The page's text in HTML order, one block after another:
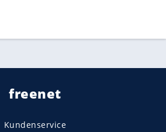
freenet
Kundenservice